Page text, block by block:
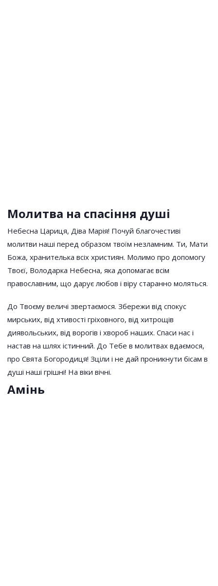
Молитва на спасіння душі
Небесна Цариця, Діва Марія! Почуй благочестиві
молитви наші перед образом твоїм незламним. Ти, Мати
Божа, хранителька всіх християн. Молимо про допомогу
Твоєї, Володарка Небесна, яка допомагає всім
православним, що дарує любов і віру старанно моляться.
До Твоєму величі звертаємося. Збережи від спокус
мирських, від хтивості гріховного, від хитрощів
диявольських, від ворогів і хвороб наших. Спаси нас і
настав на шлях істинний. До Тебе в молитвах вдаємося,
про Свята Богородиця! Зціли і не дай проникнути бісам в
душі наші грішні! На віки вічні.
Амінь